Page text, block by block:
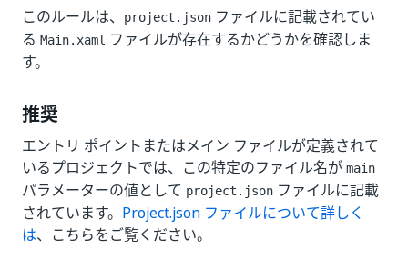
このルールは、 project.json ファイルに記載されてい
る Main.xaml ファイルが存在するかどうかを確認しま
す。
推奨
エントリ ポイントまたはメイン ファイルが定義されて
いるプロジェクトでは、この特定のファイル名が main
パラメーターの値として project.json ファイルに記載
されています。 Project.json ファイルについて詳しく
は、こちらをご覧ください。